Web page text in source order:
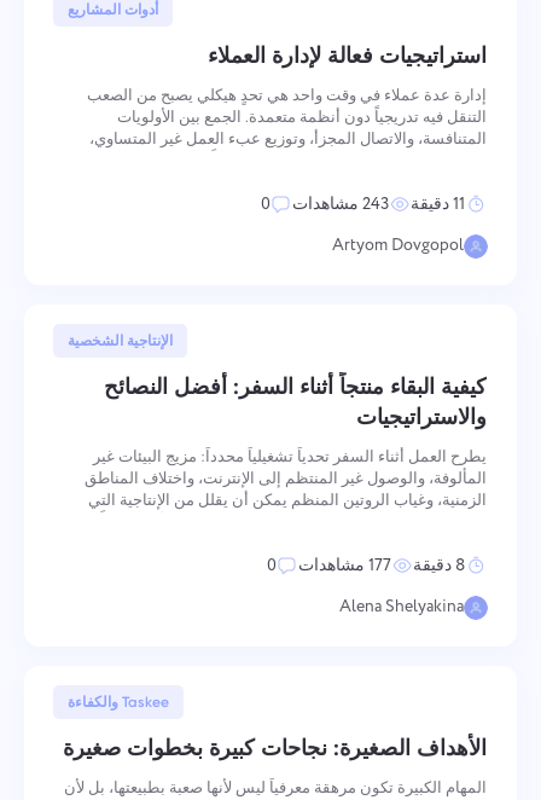
أدوات المشاريع
2 يوليو, 2025
استراتيجيات فعالة لإدارة العملاء
إدارة عدة عملاء في وقت واحد هي تحدٍ هيكلي يصبح من الصعب
التنقل فيه تدريجياً دون أنظمة متعمدة. الجمع بين الأولويات
المتنافسة، والاتصال المجزأ، وتوزيع عبء العمل غير المتساوي،
11 دقيقة 243 مشاهدات
0
Artyom Dovgopol
الإنتاجية الشخصية
30 يونيو, 2025
كيفية البقاء منتجاً أثناء السفر: أفضل النصائح
والاستراتيجيات
يطرح العمل أثناء السفر تحدياً تشغيلياً محدداً: مزيج البيئات غير
المألوفة، والوصول غير المنتظم إلى الإنترنت، واختلاف المناطق
الزمنية، وغياب الروتين المنظم يمكن أن يقلل من الإنتاجية التي
8 دقيقة 177 مشاهدات
0
Alena Shelyakina
Taskee والكفاءة
24 يونيو, 2025
الأهداف الصغيرة: نجاحات كبيرة بخطوات صغيرة
المهام الكبيرة تكون مرهقة معرفياً ليس لأنها صعبة بطبيعتها، بل لأن